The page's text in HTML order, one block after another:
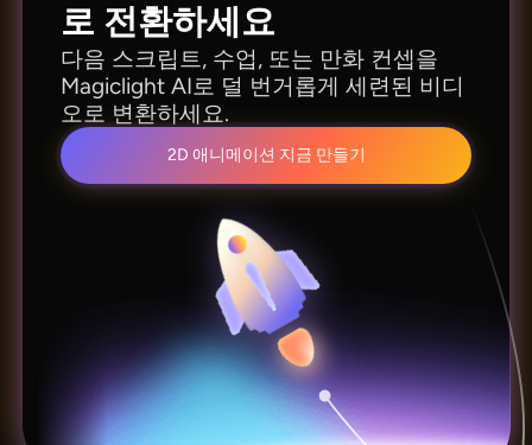
로 전환하세요
다음 스크립트, 수업, 또는 만화 컨셉을
Magiclight AI로 덜 번거롭게 세련된 비디
오로 변환하세요.
2D 애니메이션 지금 만들기